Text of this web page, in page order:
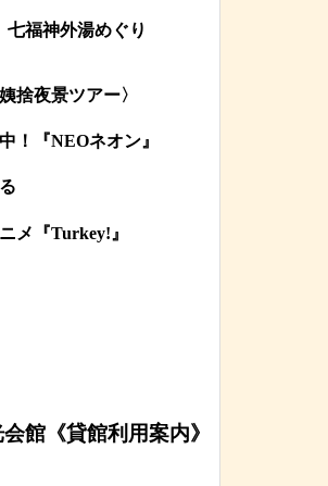
七福神外湯めぐり
捨夜景ツアー〉
！『NEOネオン』
メ『Turkey!』
館《貸館利用案内》